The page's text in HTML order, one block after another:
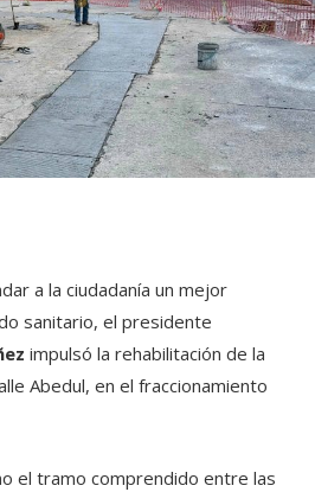
a la ciudadanía un mejor
sanitario, el presidente
impulsó la rehabilitación de la
Abedul, en el fraccionamiento
el tramo comprendido entre las